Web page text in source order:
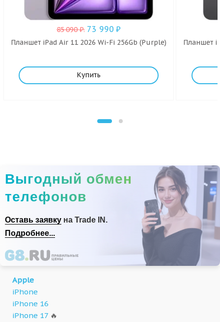
85 090₽. 73 990₽
Планшет iPad Air 11 2026 Wi-Fi 256Gb (Purple)
Купить
Планшет
Выгодный обмен
телефонов
Оставь заявку на Trade IN.
Подробнее...
Apple
iPhone
iPhone 16
iPhone 17 🔥